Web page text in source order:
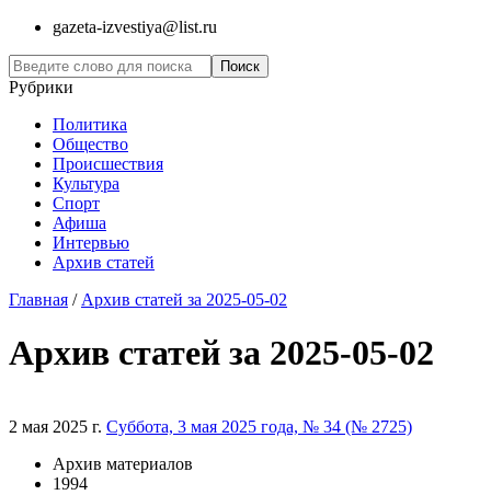
gazeta-izvestiya@list.ru
Рубрики
Политика
Общество
Проиcшествия
Культура
Спорт
Афиша
Интервью
Архив статей
Главная / Архив статей за 2025-05-02
Архив статей за 2025-05-02
2 мая 2025 г. Суббота, 3 мая 2025 года, № 34 (№ 2725)
Архив материалов
1994